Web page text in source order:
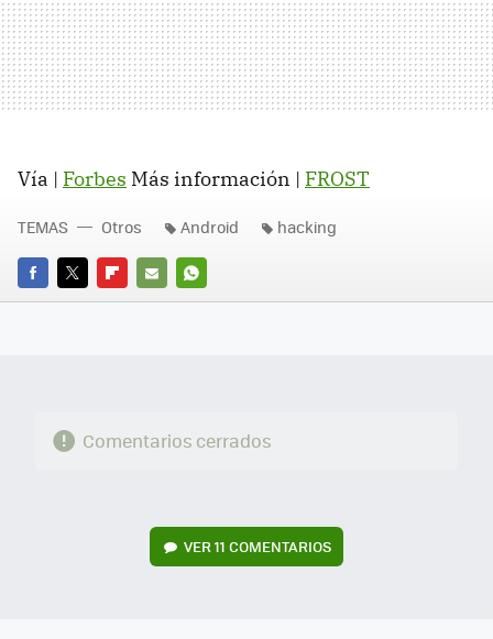
Vía | Forbes Más información | FROST
FACEBOOK
TWITTERFLIPBOARD
E-
WHATSAPP
TEMAS Otros Android hacking
Comentarios cerrados
VER11 COMENTARIOS